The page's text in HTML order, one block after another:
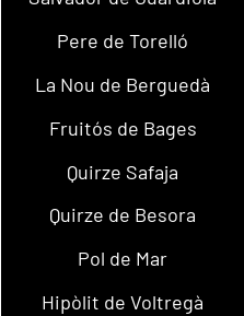
Pere de Torelló
La Nou de Berguedà
Fruitós de Bages
Quirze Safaja
Quirze de Besora
Pol de Mar
Hipòlit de Voltregà